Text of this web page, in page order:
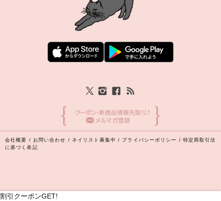
割引クーポンGET!
会社概要 / お問い合わせ / ネイリスト募集中 / プライバシーポリシー / 特定商取引法
に基づく表記